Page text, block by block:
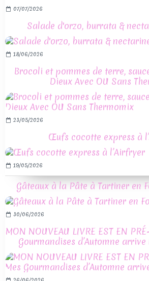
07/07/2026
Salade d'orzo, burrata &
18/06/2026
Brocoli et pommes de terre,
Dieux Avec OU Sans
23/05/2026
Œufs cocotte express à
19/05/2026
Gâteaux à la Pâte à Tartiner en
30/06/2026
MON NOUVEAU LIVRE EST EN
Gourmandises d’Automne